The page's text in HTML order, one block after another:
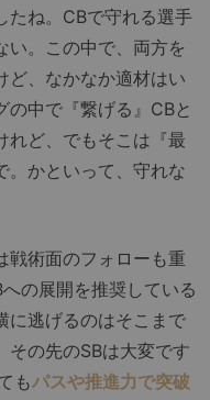
たね。CBで守れる選手
い。この中で、両方を
ど、なかなか適材はい
中で『繋げる』CBと
れど、でもそこは『最
。かといって、守れな
戦術面のフォローも重
の展開を推奨している
に逃げるのはそこまで
その先のSBは大変です
もパスや推進力で突破